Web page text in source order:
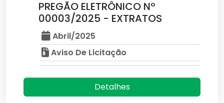
PREGÃO ELETRÔNICO Nº
00003/2025 - EXTRATOS
Abril/2025
Aviso De Licitação
Detalhes